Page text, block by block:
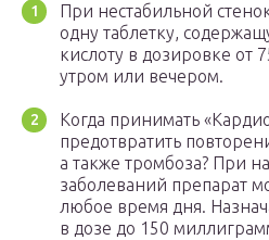
При нестабильной
одну таблетку,
кислоту в дозировке от
утром или вечером.
Когда принимать
предотвратить
а также тромбоза? При
заболеваний препарат
любое время дня.
в дозе до 150